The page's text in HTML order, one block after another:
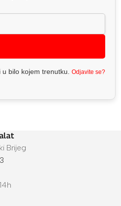
bilo kojem trenutku. Odjavite se?
Brijeg